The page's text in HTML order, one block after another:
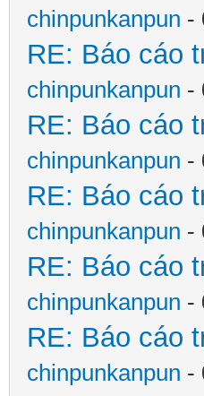
chinpunkanpun -
RE: Báo cáo
chinpunkanpun -
RE: Báo cáo
chinpunkanpun -
RE: Báo cáo
chinpunkanpun -
RE: Báo cáo
chinpunkanpun -
RE: Báo cáo
chinpunkanpun -